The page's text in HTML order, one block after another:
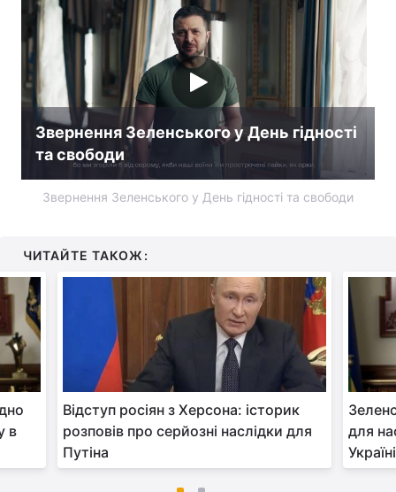
Звернення Зеленського у День гідності
та свободи
Звернення Зеленського у День гідності та свободи
ЧИТАЙТЕ ТАКОЖ:
в
Відступ росіян з Херсона: історик
розповів про серйозні наслідки для
Путіна
для
Україні